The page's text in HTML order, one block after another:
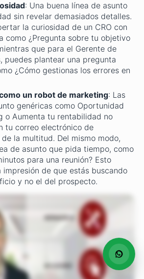
: Una buena línea de asunto
sin revelar demasiados detalles.
la curiosidad de un CRO con
como ¿Pregunta sobre tu objetivo
que para el Gerente de
puedes plantear una pregunta
¿Cómo gestionas los errores en
un robot de marketing: Las
genéricas como Oportunidad
o Aumenta tu rentabilidad no
tu correo electrónico de
la multitud. Del mismo modo,
de asunto que pida tiempo, como
para una reunión? Esto
impresión de que estás buscando
y no el del prospecto.